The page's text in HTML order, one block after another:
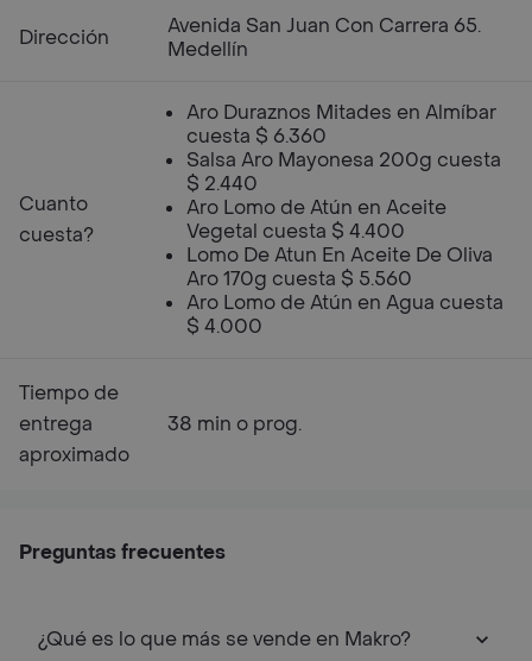
Dirección
Avenida San Juan Con Carrera 65.
Medellín
Cuanto
cuesta?
Aro Duraznos Mitades en Almíbar
cuesta $ 6.360
Salsa Aro Mayonesa 200g cuesta
$ 2.440
Aro Lomo de Atún en Aceite
Vegetal cuesta $ 4.400
Lomo De Atun En Aceite De Oliva
Aro 170g cuesta $ 5.560
Aro Lomo de Atún en Agua cuesta
$ 4.000
Tiempo de
entrega
aproximado
38 min o prog.
Preguntas frecuentes
¿Qué es lo que más se vende en Makro?